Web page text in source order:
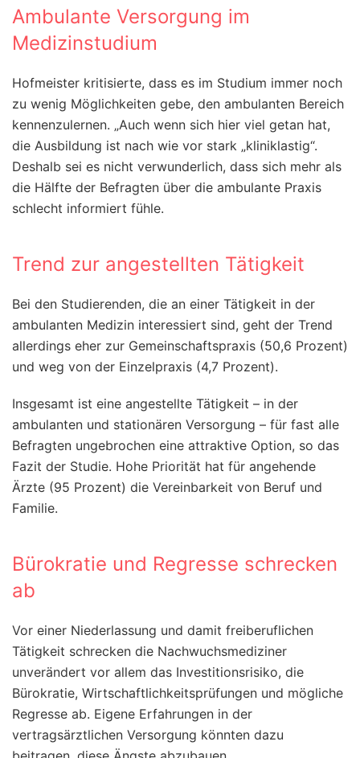
Ambulante Versorgung im
Medizinstudium
Hofmeister kritisierte, dass es im Studium immer noch
zu wenig Möglichkeiten gebe, den ambulanten Bereich
kennenzulernen. „Auch wenn sich hier viel getan hat,
die Ausbildung ist nach wie vor stark „kliniklastig“.
Deshalb sei es nicht verwunderlich, dass sich mehr als
die Hälfte der Befragten über die ambulante Praxis
schlecht informiert fühle.
Trend zur angestellten Tätigkeit
Bei den Studierenden, die an einer Tätigkeit in der
ambulanten Medizin interessiert sind, geht der Trend
allerdings eher zur Gemeinschaftspraxis (50,6 Prozent)
und weg von der Einzelpraxis (4,7 Prozent).
Insgesamt ist eine angestellte Tätigkeit – in der
ambulanten und stationären Versorgung – für fast alle
Befragten ungebrochen eine attraktive Option, so das
Fazit der Studie. Hohe Priorität hat für angehende
Ärzte (95 Prozent) die Vereinbarkeit von Beruf und
Familie.
Bürokratie und Regresse schrecken
ab
Vor einer Niederlassung und damit freiberuflichen
Tätigkeit schrecken die Nachwuchsmediziner
unverändert vor allem das Investitionsrisiko, die
Bürokratie, Wirtschaftlichkeitsprüfungen und mögliche
Regresse ab. Eigene Erfahrungen in der
vertragsärztlichen Versorgung könnten dazu